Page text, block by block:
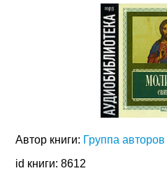
Автор книги: Группа авторов
id книги: 8612